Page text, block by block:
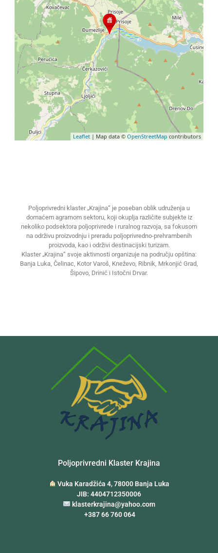
Leaflet | Map data © OpenStreetMap contributors
Poljoprivredni klaster „Krajina“ je poseban oblik udruženja u
domaćem agrarnom sektoru, koji okuplja različite subjekte iz
nekoliko podsektora poljoprivrede i ruralnog razvoja, sa fokusom
na održivu proizvodnju i preradu poljoprivredno-prehrambenih
proizvoda, kao i održivi destinacijski turizam.
Klaster „Krajina“ svoje aktivnosti organizuje na području opština:
Banja Luka, Čelinac, Kotor Varoš, Kneževo, Ribnik, Mrkonjić Grad,
Šipovo, Drinić i Istočni Drvar.
Poljoprivredni Klaster Krajina
Vuka Karadžića 4, 78000 Banja Luka
JIB: 4404712350006
klasterkrajina@yahoo.com
+387 66 760 064